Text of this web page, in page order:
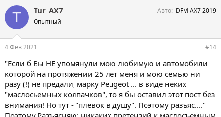
п
т
T Tur_AX7
Опытный
Авто DFM AX7 2019
4 Фев 2021 #14
"Если б Вы НЕ упомянули мою любимую и автомобили
которой на протяжении 25 лет меня и мою семью ни
разу (!) не предали, марку Peugeot ... в виде неких
"маслосьемных колпачков", то я бы оставил этот пост без
внимания! Но тут - "плевок в душу". Поэтому разъяс...."
Поэтому Разъясняю: никаких претензий к маслосъемным